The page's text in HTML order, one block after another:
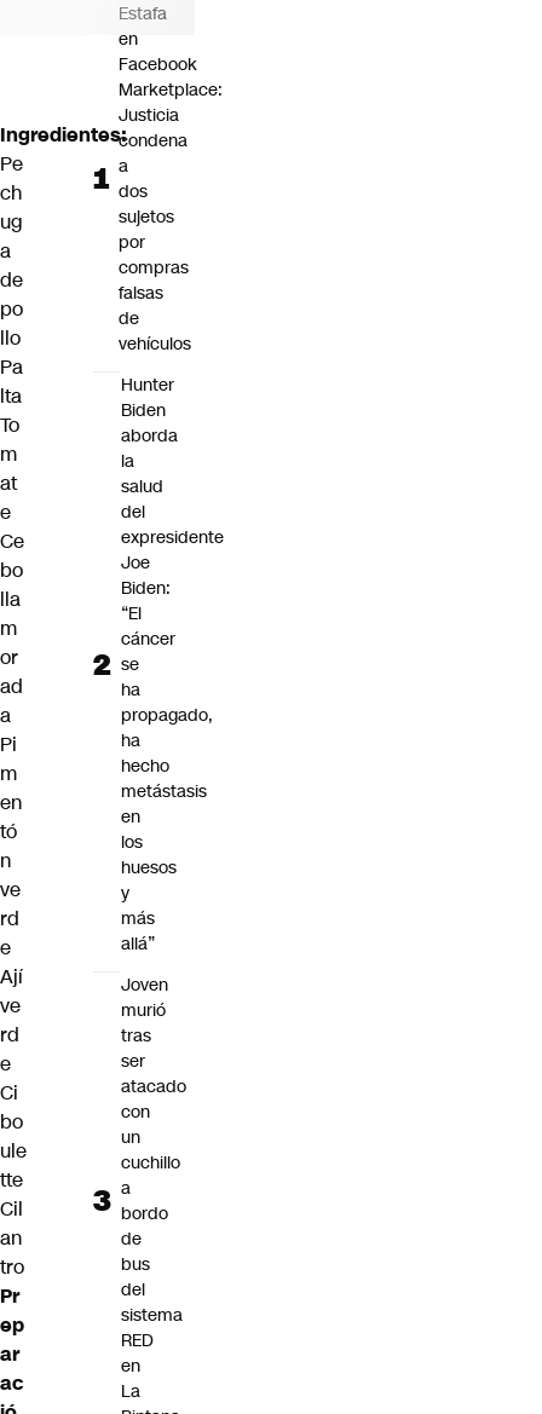
Ingredientes:
Pe
ch
ug
a
de
po
llo
Pa
lta
To
m
at
e
Ce
bo
lla
m
or
ad
a
Pi
m
en
tó
n
ve
rd
e
Ají
ve
rd
e
Ci
bo
ule
tte
Cil
an
tro
Pr
ep
ar
ac
Estafa
en
Facebook
Marketplace:
Justicia
condena
a
dos
sujetos
por
compras
falsas
de
vehículos
Hunter
Biden
aborda
la
salud
del
expresidente
Joe
Biden:
“El
cáncer
se
ha
propagado,
ha
hecho
metástasis
en
los
huesos
y
más
allá”
Joven
murió
tras
ser
atacado
con
un
cuchillo
a
bordo
de
bus
del
sistema
RED
en
La